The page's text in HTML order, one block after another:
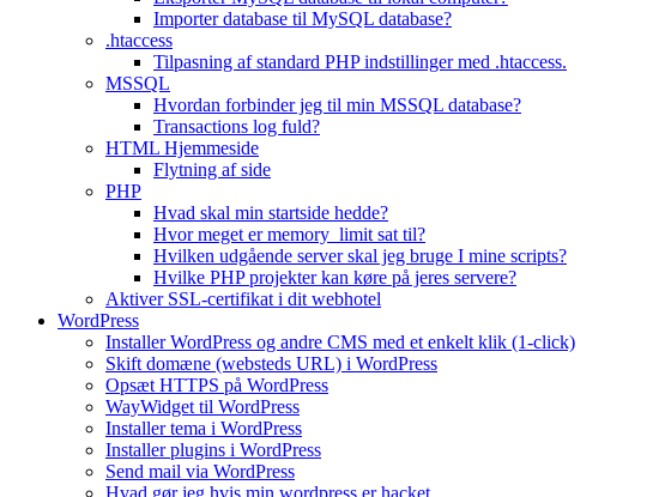
Importer database til MySQL database?
.htaccess
Tilpasning af standard PHP indstillinger med .htaccess.
MSSQL
Hvordan forbinder jeg til min MSSQL database?
Transactions log fuld?
HTML Hjemmeside
Flytning af side
PHP
Hvad skal min startside hedde?
Hvor meget er memory_limit sat til?
Hvilken udgående server skal jeg bruge I mine scripts?
Hvilke PHP projekter kan køre på jeres servere?
Aktiver SSL-certifikat i dit webhotel
WordPress
Installer WordPress og andre CMS med et enkelt klik (1-click)
Skift domæne (websteds URL) i WordPress
Opsæt HTTPS på WordPress
WayWidget til WordPress
Installer tema i WordPress
Installer plugins i WordPress
Send mail via WordPress